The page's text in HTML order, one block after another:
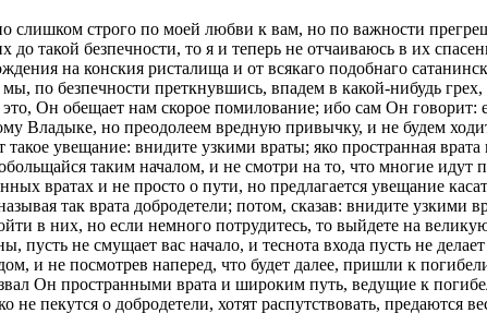
слишком строго по моей любви к вам, но по важности
такой безпечности, то я и теперь не отчаиваюсь в их
на конския ристалища и от всякаго подобнаго
по безпечности преткнувшись, впадем в какой-нибудь грех,
Он обещает нам скорое помилование; ибо сам Он говорит:
Владыке, но преодолеем вредную привычку, и не будем
увещание: внидите узкими враты; яко пространная
таким началом, и не смотри на то, что многие
вратах и не просто о пути, но предлагается увещание
так врата добродетели; потом, сказав: внидите
в них, но если немного потрудитесь, то выйдете на
пусть не смущает вас начало, и теснота входа пусть не
и не посмотрев наперед, что будет далее, пришли к
Он пространными врата и широким путь, ведущие к
не пекутся о добродетели, хотят распутствовать,